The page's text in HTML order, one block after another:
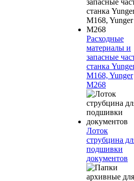
Расходные
материалы и
запасные
станка
M168, Yunger
M268
Лоток
струбцина
подшивки
документов